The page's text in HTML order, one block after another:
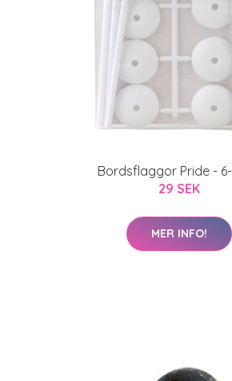
Bordsflaggor Pride -
29 SEK
MER INFO!